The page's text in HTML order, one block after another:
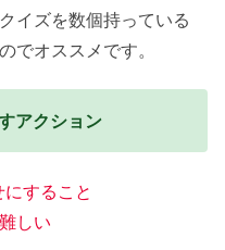
イズを数個持っている
でオススメです。
アクション
すること
しい